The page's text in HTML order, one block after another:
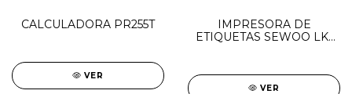
CALCULADORA PR255T
VER
IMPRESORA DE
ETIQUETAS SEWOO LK-
VER